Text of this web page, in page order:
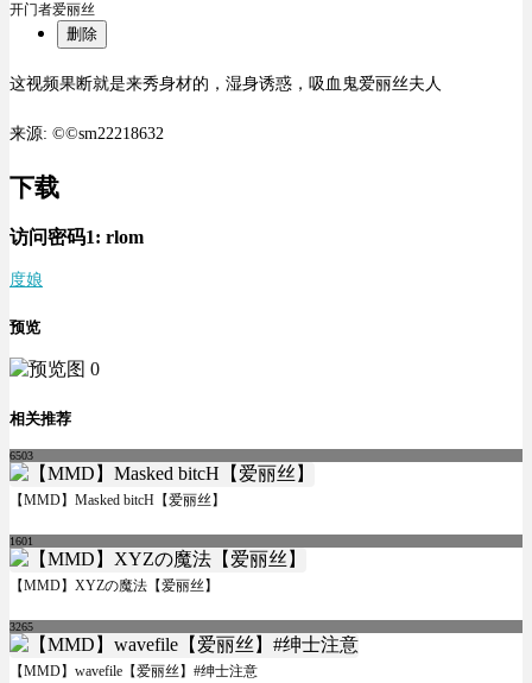
开门者爱丽丝
删除
这视频果断就是来秀身材的，湿身诱惑，吸血鬼爱丽丝夫人
来源: ©©sm22218632
下载
访问密码1: rlom
度娘
预览
相关推荐
6503
【MMD】Masked bitcH【爱丽丝】
1601
【MMD】XYZの魔法【爱丽丝】
3265
【MMD】wavefile【爱丽丝】#绅士注意